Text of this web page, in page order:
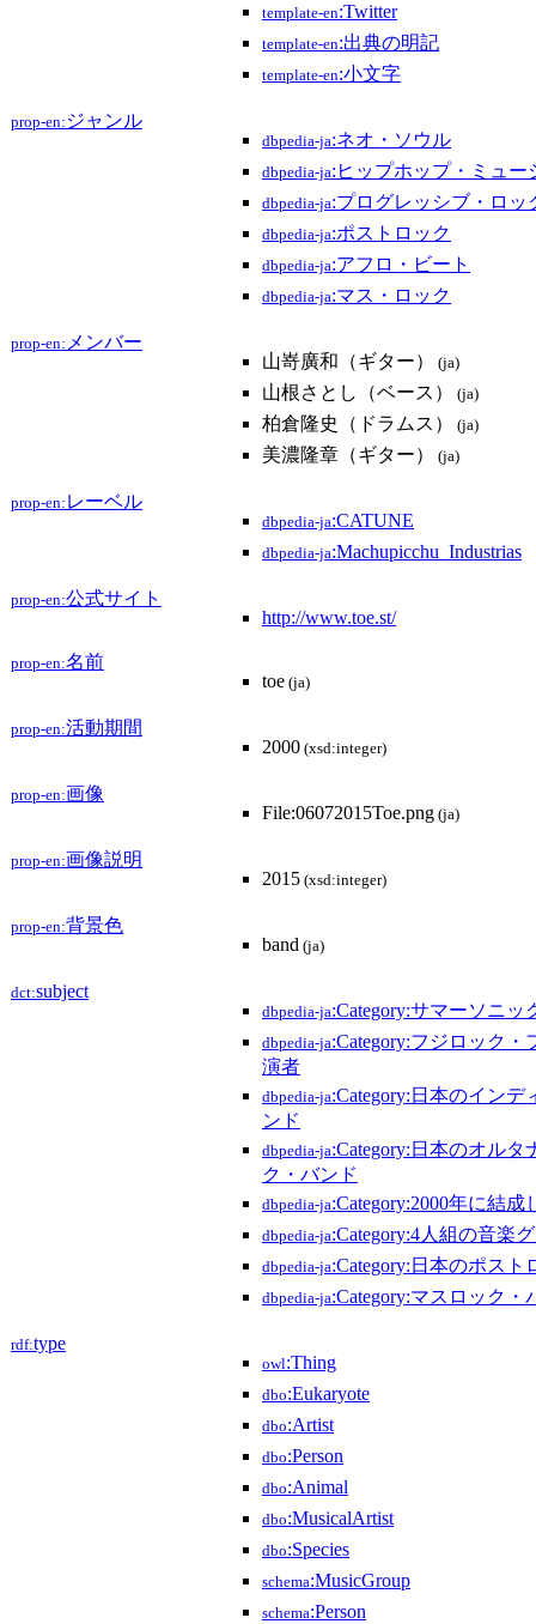
template-en:Twitter
template-en:出典の明記
template-en:小文字
prop-en: ジャンル
dbpedia-ja:ネオ・ソウル
dbpedia-ja:ヒップホップ・ミュー
dbpedia-ja:プログレッシブ・ロッ
dbpedia-ja:ポストロック
dbpedia-ja:アフロ・ビート
dbpedia-ja:マス・ロック
prop-en: メンバー
山嵜廣和（ギター）
(ja)
山根さとし（ベース） (ja)
柏倉隆史（ドラムス） (ja)
美濃隆章（ギター） (ja)
prop-en: レーベル
dbpedia-ja:CATUNE
dbpedia-ja:Machupicchu_Industrias
prop-en:公式サイト
http://www.toe.st/
prop-en:名前
toe (ja)
prop-en:活動期間
2000 (xsd:integer)
prop-en:画像
File:06072015Toe.png (ja)
prop-en:画像説明
2015 (xsd:integer)
prop-en:背景色
band (ja)
dct:subject
dbpedia-ja:Category:サマーソニッ
dbpedia-ja:Category:フジロック
演者
dbpedia-ja:Category:日本のイン
ンド
dbpedia-ja:Category:日本のオルタ
ク・バンド
dbpedia-ja:Category:2000年に結
dbpedia-ja:Category:4人組の音楽
dbpedia-ja:Category:日本のポスト
dbpedia-ja:Category:マスロック・
rdf:type
owl:Thing
dbo:Eukaryote
dbo:Artist
dbo:Person
dbo:Animal
dbo:MusicalArtist
dbo:Species
schema:MusicGroup
schema:Person